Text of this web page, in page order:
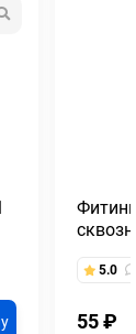
5.0
55₽